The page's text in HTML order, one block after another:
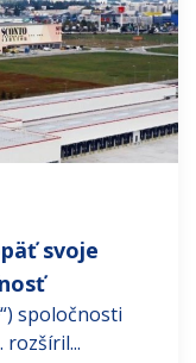
svoje
spoločnosti
rozšíril...